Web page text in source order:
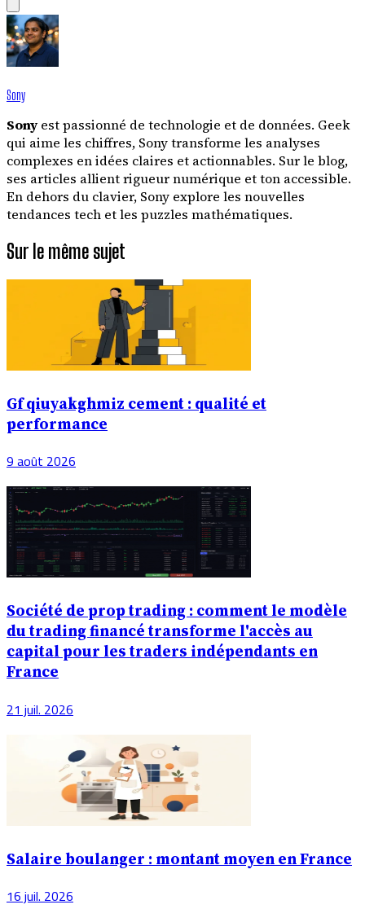
Sony
Sony est passionné de technologie et de données. Geek
qui aime les chiffres, Sony transforme les analyses
complexes en idées claires et actionnables. Sur le blog,
ses articles allient rigueur numérique et ton accessible.
En dehors du clavier, Sony explore les nouvelles
tendances tech et les puzzles mathématiques.
Sur le même sujet
Gf qiuyakghmiz cement : qualité et
performance
9 août 2026
Société de prop trading : comment le modèle
du trading financé transforme l'accès au
capital pour les traders indépendants en
France
21 juil. 2026
Salaire boulanger : montant moyen en France
16 juil. 2026